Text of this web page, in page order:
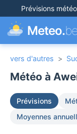
Prévisions
Meteo.
vers d'autres >
Météo à
Prévisions
Moyennes